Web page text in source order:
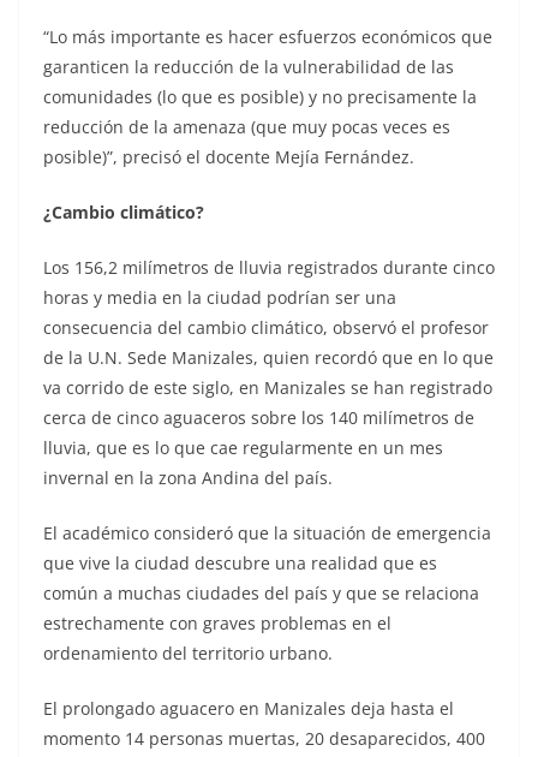
“Lo más importante es hacer esfuerzos económicos que
garanticen la reducción de la vulnerabilidad de las
comunidades (lo que es posible) y no precisamente la
reducción de la amenaza (que muy pocas veces es
posible)”, precisó el docente Mejía Fernández.
¿Cambio climático?
Los 156,2 milímetros de lluvia registrados durante cinco
horas y media en la ciudad podrían ser una
consecuencia del cambio climático, observó el profesor
de la U.N. Sede Manizales, quien recordó que en lo que
va corrido de este siglo, en Manizales se han registrado
cerca de cinco aguaceros sobre los 140 milímetros de
lluvia, que es lo que cae regularmente en un mes
invernal en la zona Andina del país.
El académico consideró que la situación de emergencia
que vive la ciudad descubre una realidad que es
común a muchas ciudades del país y que se relaciona
estrechamente con graves problemas en el
ordenamiento del territorio urbano.
El prolongado aguacero en Manizales deja hasta el
momento 14 personas muertas, 20 desaparecidos, 400